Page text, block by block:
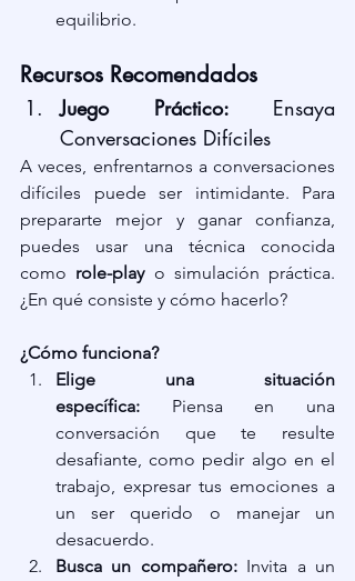
equilibrio.
Recursos Recomendados
Juego Práctico: Ensaya
Conversaciones Difíciles
A veces, enfrentarnos a conversaciones
difíciles puede ser intimidante. Para
prepararte mejor y ganar confianza,
puedes usar una técnica conocida
como role-play o simulación práctica.
¿En qué consiste y cómo hacerlo?
¿Cómo funciona?
Elige una situación
específica: Piensa en una
conversación que te resulte
desafiante, como pedir algo en el
trabajo, expresar tus emociones a
un ser querido o manejar un
desacuerdo.
Busca un compañero: Invita a un